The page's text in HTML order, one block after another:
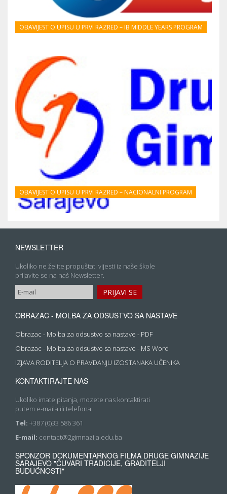
OBAVIJEST O UPISU U PRVI RAZRED – IB MIDDLE YEARS PROGRAM
OBAVIJEST O UPISU U PRVI RAZRED – NACIONALNI PROGRAM
NEWSLETTER
Ukoliko ne želite propuštati vijesti iz naše škole
prijavite se na naš Newsletter.
OBRAZAC - MOLBA ZA ODSUSTVO SA NASTAVE
Obrazac - Molba za odsustvo sa nastave - PDF
Obrazac - Molba za odsustvo sa nastave - MS Word
IZJAVA RODITELJA O PRAVDANJU IZOSTANAKA UČENIKA
KONTAKTIRAJTE NAS
Ukoliko imate pitanja, mozete nas kontaktirati
putem e-maila ili telefona.
Tel: +387 (0)33 586 361
E-mail: contact@2gimnazija.edu.ba
SPONZOR DOKUMENTARNOG FILMA DRUGE GIMNAZIJE
SARAJEVO "ČUVARI TRADICIJE, GRADITELJI
BUDUĆNOSTI"